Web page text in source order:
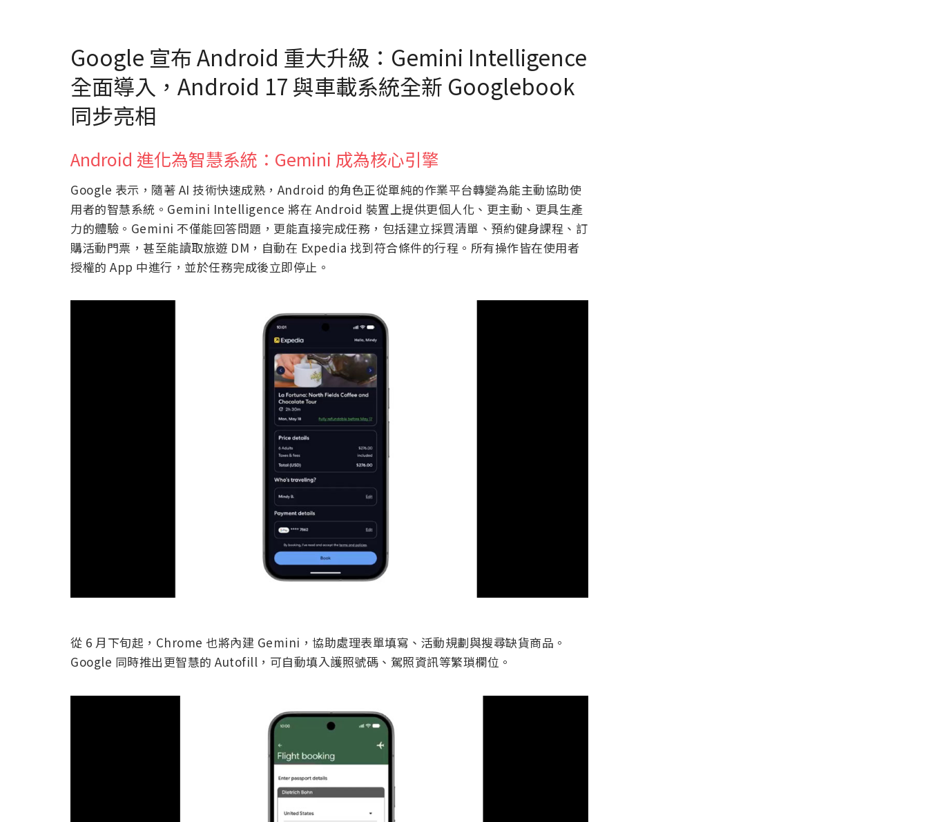
Google 宣布 Android 重大升級：Gemini Intelligence
全面導入，Android 17 與車載系統全新 Googlebook
同步亮相
Android 進化為智慧系統：Gemini 成為核心引擎
Google 表示，隨著 AI 技術快速成熟，Android 的角色正從單純的作業平台轉變為能主動協助使
用者的智慧系統。Gemini Intelligence 將在 Android 裝置上提供更個人化、更主動、更具生產
力的體驗。Gemini 不僅能回答問題，更能直接完成任務，包括建立採買清單、預約健身課程、訂
購活動門票，甚至能讀取旅遊 DM，自動在 Expedia 找到符合條件的行程。所有操作皆在使用者
授權的 App 中進行，並於任務完成後立即停止。
從 6 月下旬起，Chrome 也將內建 Gemini，協助處理表單填寫、活動規劃與搜尋缺貨商品。
Google 同時推出更智慧的 Autofill，可自動填入護照號碼、駕照資訊等繁瑣欄位。